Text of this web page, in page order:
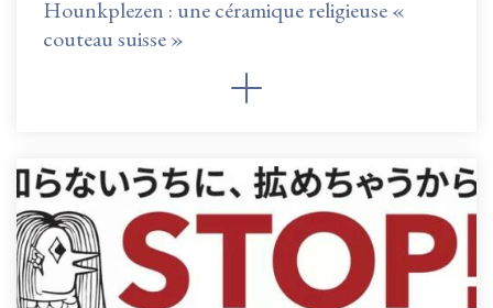
Hounkplezen : une céramique religieuse «
couteau suisse »